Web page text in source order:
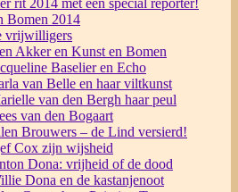
rit 2014 met een special reporter!
Bomen 2014
vrijwilligers
Akker en Kunst en Bomen
Baselier en Echo
van Belle en haar viltkunst
van den Bergh haar peul
van den Bogaart
Brouwers – de Lind versierd!
Cox zijn wijsheid
Dona: vrijheid of de dood
Dona en de kastanjenoot